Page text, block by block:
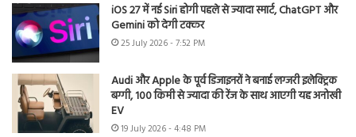
iOS 27 में नई Siri होगी पहले से ज्यादा स्मार्ट, ChatGPT और
Gemini को देगी टक्कर
25 July 2026 - 7:52 PM
Audi और Apple के पूर्व डिजाइनरों ने बनाई लग्जरी इलेक्ट्रिक
बग्गी, 100 किमी से ज्यादा की रेंज के साथ आएगी यह अनोखी
EV
19 July 2026 - 4:48 PM